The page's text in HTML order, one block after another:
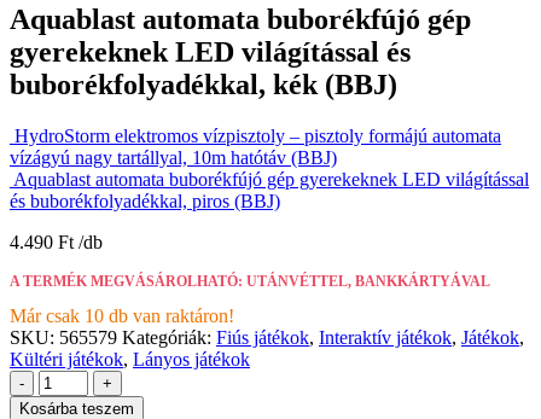
Aquablast automata buborékfújó gép
gyerekeknek LED világítással és
buborékfolyadékkal, kék (BBJ)
HydroStorm elektromos vízpisztoly – pisztoly formájú automata
vízágyú nagy tartállyal, 10m hatótáv (BBJ)
Aquablast automata buborékfújó gép gyerekeknek LED világítással
és buborékfolyadékkal, piros (BBJ)
4.490 Ft
A TERMÉK MEGVÁSÁROLHATÓ: UTÁNVÉTTEL, BANKKÁRTYÁVAL
Már csak 10 db van raktáron!
SKU: 565579 Kategóriák: Fiús játékok, Interaktív játékok, Játékok,
Kültéri játékok, Lányos játékok
-
+
Kosárba teszem